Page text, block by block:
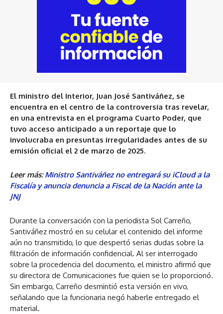
El ministro del Interior, Juan José Santiváñez, se
encuentra en el centro de la controversia tras revelar,
en una entrevista en el programa Cuarto Poder, que
tuvo acceso anticipado a un reportaje que lo
involucraba en presuntas irregularidades antes de su
emisión oficial el 2 de marzo de 2025.
Leer más:Ministro Santiváñez no entregará su iCloud a la
Fiscalía y anuncia denuncia a Fiscal de la Nación ante la
JNJ
Durante la conversación con la periodista Sol Carreño,
Santiváñez mostró en su celular el contenido del informe
aún no transmitido, lo que despertó serias dudas sobre la
filtración de información confidencial. Al ser interrogado
sobre la procedencia del documento, el ministro afirmó que
su directora de Comunicaciones fue quien se lo proporcionó.
Sin embargo, Carreño desmintió esta versión en vivo,
señalando que la funcionaria negó haberle entregado el
material.